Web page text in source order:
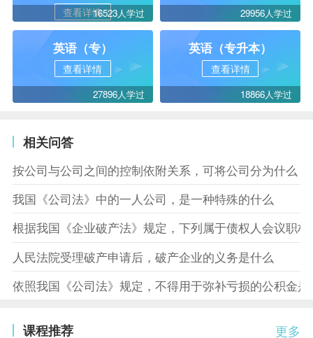
查看详情16523人学过 29956人学过
英语（专）
查看详情
27896人学过
英语（专升本）
查看详情
18866人学过
相关问答
按公司与公司之间的控制依附关系，可将公司分为什么
我国《公司法》中的一人公司，是一种特殊的什么
根据我国《企业破产法》规定，下列属于债权人会议职
人民法院受理破产申请后，破产企业的义务是什么
依照我国《公司法》规定，不得用于弥补亏损的公积金是
更多
课程推荐